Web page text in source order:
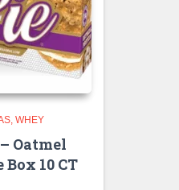
WHEY
Oatmel
10 CT